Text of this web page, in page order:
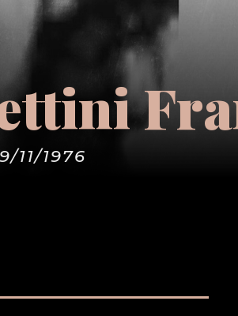
11/1976